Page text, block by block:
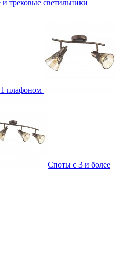
трековые светильники
плафоном
Споты с 3 и более